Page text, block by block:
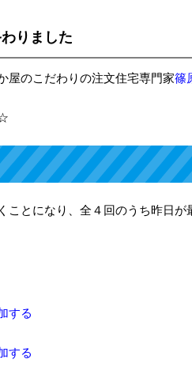
りました
屋のこだわりの注文住宅専門家篠
とになり、全４回のうち昨日が
する
する